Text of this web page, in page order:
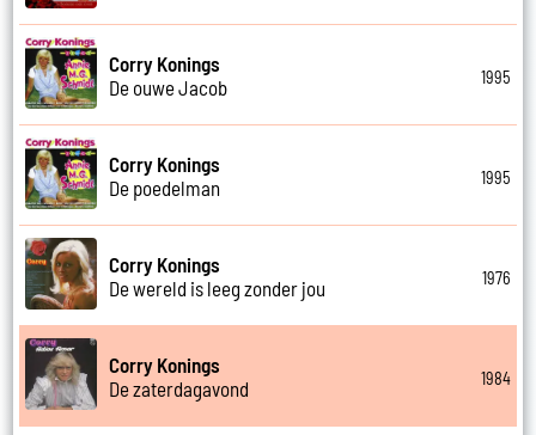
Corry Konings
De ouwe Jacob
1995
Corry Konings
De poedelman
1995
Corry Konings
De wereld is leeg zonder jou
1976
Corry Konings
De zaterdagavond
1984